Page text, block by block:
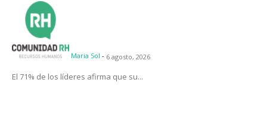
Maria Sol - 6 agosto, 2026
El 71% de los líderes afirma que su...